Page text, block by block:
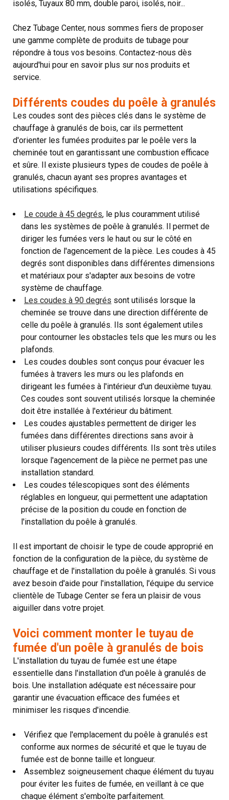
isolés, Tuyaux 80 mm, double paroi, isolés, noir...
Chez Tubage Center, nous sommes fiers de proposer
une gamme complète de produits de tubage pour
répondre à tous vos besoins. Contactez-nous dès
aujourd'hui pour en savoir plus sur nos produits et
service.
Différents coudes du poêle à granulés
Les coudes sont des pièces clés dans le système de
chauffage à granulés de bois, car ils permettent
d'orienter les fumées produites par le poêle vers la
cheminée tout en garantissant une combustion efficace
et sûre. Il existe plusieurs types de coudes de poêle à
granulés, chacun ayant ses propres avantages et
utilisations spécifiques.
Le coude à 45 degrés, le plus couramment utilisé
dans les systèmes de poêle à granulés. Il permet de
diriger les fumées vers le haut ou sur le côté en
fonction de l'agencement de la pièce. Les coudes à 45
degrés sont disponibles dans différentes dimensions
et matériaux pour s'adapter aux besoins de votre
système de chauffage.
Les coudes à 90 degrés sont utilisés lorsque la
cheminée se trouve dans une direction différente de
celle du poêle à granulés. Ils sont également utiles
pour contourner les obstacles tels que les murs ou les
plafonds.
Les coudes doubles sont conçus pour évacuer les
fumées à travers les murs ou les plafonds en
dirigeant les fumées à l'intérieur d'un deuxième tuyau.
Ces coudes sont souvent utilisés lorsque la cheminée
doit être installée à l'extérieur du bâtiment.
Les coudes ajustables permettent de diriger les
fumées dans différentes directions sans avoir à
utiliser plusieurs coudes différents. Ils sont très utiles
lorsque l'agencement de la pièce ne permet pas une
installation standard.
Les coudes télescopiques sont des éléments
réglables en longueur, qui permettent une adaptation
précise de la position du coude en fonction de
l'installation du poêle à granulés.
Il est important de choisir le type de coude approprié en
fonction de la configuration de la pièce, du système de
chauffage et de l'installation du poêle à granulés. Si vous
avez besoin d'aide pour l'installation, l'équipe du service
clientèle de Tubage Center se fera un plaisir de vous
aiguiller dans votre projet.
Voici comment monter le tuyau de
fumée d'un poêle à granulés de bois
L'installation du tuyau de fumée est une étape
essentielle dans l'installation d'un poêle à granulés de
bois. Une installation adéquate est nécessaire pour
garantir une évacuation efficace des fumées et
minimiser les risques d'incendie.
Vérifiez que l'emplacement du poêle à granulés est
conforme aux normes de sécurité et que le tuyau de
fumée est de bonne taille et longueur.
Assemblez soigneusement chaque élément du tuyau
pour éviter les fuites de fumée, en veillant à ce que
chaque élément s'emboîte parfaitement.